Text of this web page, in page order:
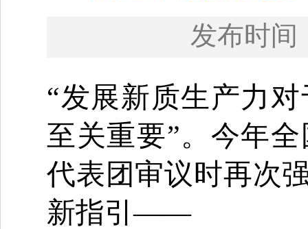
发布时间
“发展新质生产力
至关重要”。今年
代表团审议时再次
新指引——